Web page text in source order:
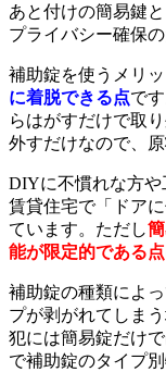
あと付けの簡易鍵
プライバシー確保
補助錠を使うメリッ
に着脱できる点で
らはがすだけで取
外すだけなので、
DIYに不慣れな方や
賃貸住宅で「ドア
ています。ただし
能が限定的である
補助錠の種類によ
プが剥がれてしま
犯には簡易錠だけ
で補助錠のタイプ